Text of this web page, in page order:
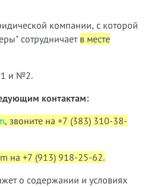
компании, с которой
сотрудничает в месте
и №2.
контактам:
, звоните на +7 (383) 310-38-
на +7 (913) 918-25-62.
о содержании и условиях